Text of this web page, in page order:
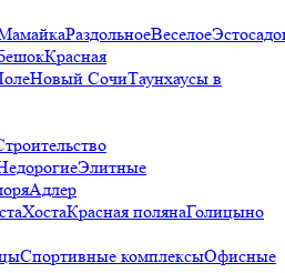
РаздольноеВеселое
Красная
Новый СочиТаунхаусы в
Элитные
Адлер
ХостаКрасная полянаГолицыно
Спортивные комплексыОфисные